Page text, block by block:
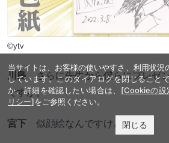
©ytv
川島 さらに先生から僕らにプレゼ
ですが。
宮下 似顔絵なんですけど……。
当サイトは、お客様の使いやすさ、利用状
しています。このダイアログを閉じること
か、詳細を確認したい場合は、 [Cookieの設
リシー]をご参照ください。
閉じる